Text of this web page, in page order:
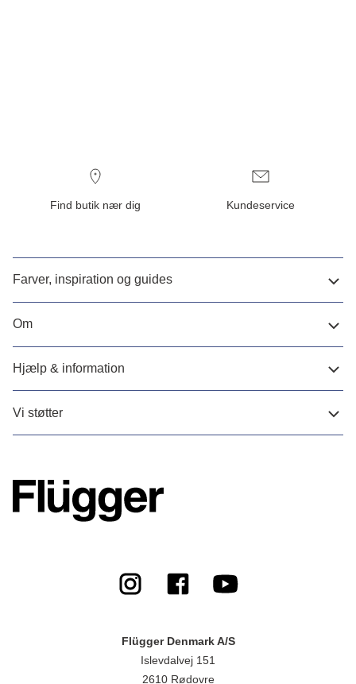
Find butik nær dig Kundeservice
Farver, inspiration og guides
Om
Hjælp & information
Vi støtter
Flügger Denmark A/S
Islevdalvej 151
2610 Rødovre